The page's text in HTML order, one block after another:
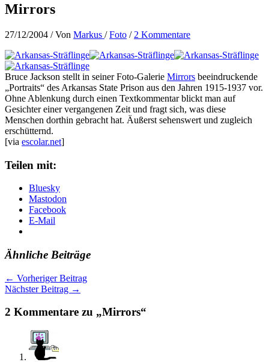
Mirrors
27/12/2004 / Von Markus /Foto / 2 Kommentare
Bruce Jackson stellt in seiner Foto-Galerie Mirrors beeindruckende
„Portraits“ des Arkansas State Prison aus den Jahren 1915-1937 vor.
Ohne Ablenkung durch einen Textkommentar blickt man auf
Gesichter einer vergangenen Zeit und fragt sich, was diese
Menschen dorthin gebracht hat. Äußerst sehenswert und zugleich
erschütternd.
[via escolar.net]
Teilen mit:
Bluesky
Mastodon
Facebook
E-Mail
Ähnliche Beiträge
← Vorheriger Beitrag
Nächster Beitrag →
2 Kommentare zu „Mirrors“